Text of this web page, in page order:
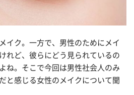
イク。一方で、男性のためにメイ
れど、彼らにどう見られているの
ね。そこで今回は男性社会人のみ
と感じる女性のメイクについて聞